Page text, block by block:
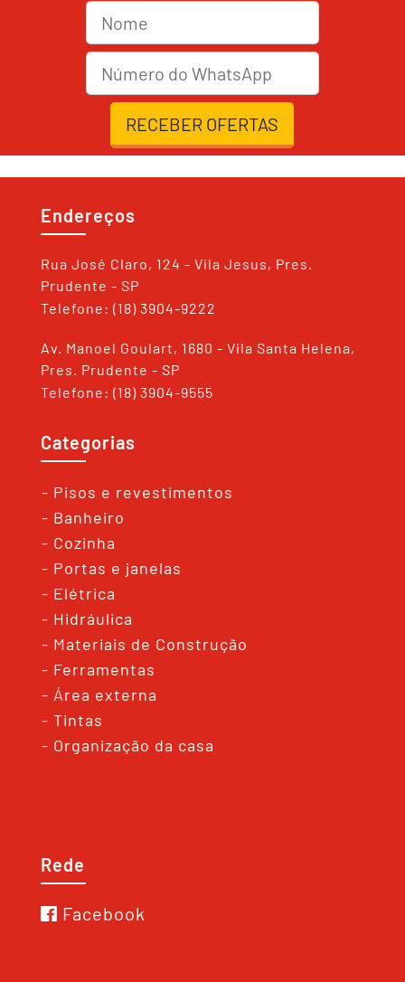
Nome
nmrWhats
RECEBER OFERTAS
Endereços
Rua José Claro, 124 - Vila Jesus, Pres.
Prudente - SP
Telefone: (18) 3904-9222
Av. Manoel Goulart, 1680 - Vila Santa Helena,
Pres. Prudente - SP
Telefone: (18) 3904-9555
Categorias
- Pisos e revestimentos
- Banheiro
- Cozinha
- Portas e janelas
- Elétrica
- Hidráulica
- Materiais de Construção
- Ferramentas
- Área externa
- Tintas
- Organização da casa
Rede
Facebook